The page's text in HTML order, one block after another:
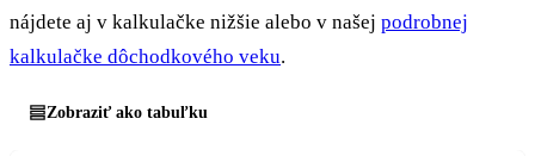
nájdete aj v kalkulačke nižšie alebo v našej podrobnej
kalkulačke dôchodkového veku.
Zobraziť ako tabuľku